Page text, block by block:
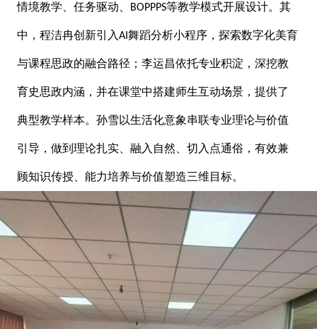
情境教学、任务驱动、 BOPPPS等教学模式开展设计。其
中，程洁冉创新引入AI舞蹈分析小程序，探索数字化美育
与课程思政的融合路径；李运昌依托专业积淀，深挖教
育史思政内涵，并在课堂中搭建师生互动场景，提供了
典型教学样本。孙雪以生活化意象串联专业理论与价值
引导，做到理论扎实、融入自然、切入点通俗，有效兼
顾知识传授、能力培养与价值塑造三维目标。